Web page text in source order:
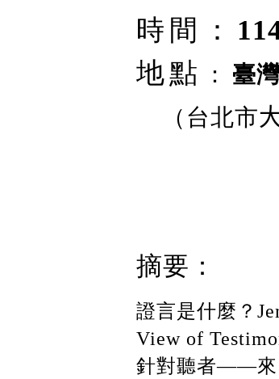
時間： 1
地點
： 臺
（台北市
摘要：
證言是什麼？
View of
針對聽者——來